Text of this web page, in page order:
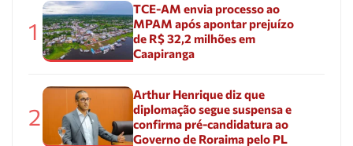
1
TCE-AM envia processo ao
MPAM após apontar prejuízo
de R$ 32,2 milhões em
Caapiranga
2
Arthur Henrique diz que
diplomação segue suspensa e
confirma pré-candidatura ao
Governo de Roraima pelo PL